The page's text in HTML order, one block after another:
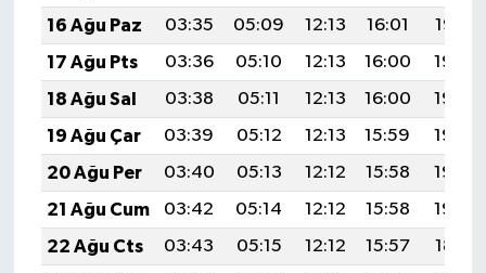
16 Ağu Paz
03:35 05:09 12:13 16:01
19:07
17 Ağu Pts
03:36 05:10 12:13 16:00
19:06
18 Ağu Sal
03:38 05:11 12:13 16:00
19:05
19 Ağu Çar
03:39 05:12 12:13 15:59
19:03
20 Ağu Per
03:40 05:13 12:12 15:58
19:02
21 Ağu Cum
03:42 05:14 12:12 15:58
19:00
22 Ağu Cts
03:43 05:15 12:12 15:57
18:59